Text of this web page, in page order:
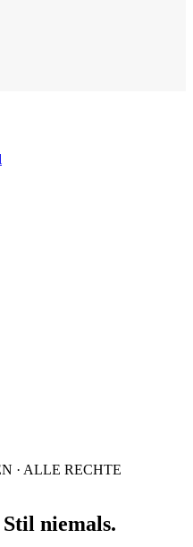
· ALLE RECHTE
niemals.